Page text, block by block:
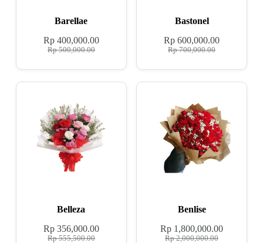
Barellae
Rp500,000.00
Rp400,000.00
Bastonel
Rp700,000.00
Rp 600,000.00
Belleza
Rp555,500.00
Rp356,000.00
Benlise
Rp2,000,000.00
Rp 1,800,000.00